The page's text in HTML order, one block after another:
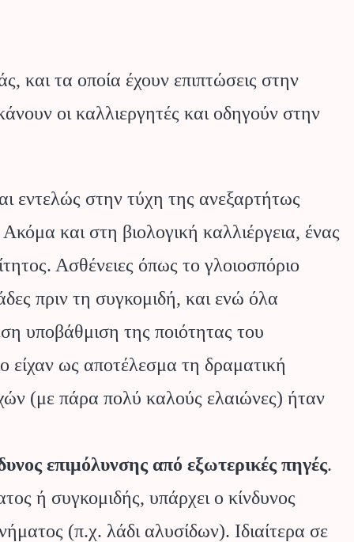
και τα οποία έχουν επιπτώσεις στην
οι καλλιεργητές και οδηγούν στην
εντελώς στην τύχη της ανεξαρτήτως
και στη βιολογική καλλιέργεια, ένας
Ασθένειες όπως το γλοιοσπόριο
πριν τη συγκομιδή, και ενώ όλα
υποβάθμιση της ποιότητας του
ως αποτέλεσμα τη δραματική
(με πάρα πολύ καλούς ελαιώνες) ήταν
επιμόλυνσης από εξωτερικές πηγές.
ή συγκομιδής, υπάρχει ο κίνδυνος
(π.χ. λάδι αλυσίδων). Ιδιαίτερα σε